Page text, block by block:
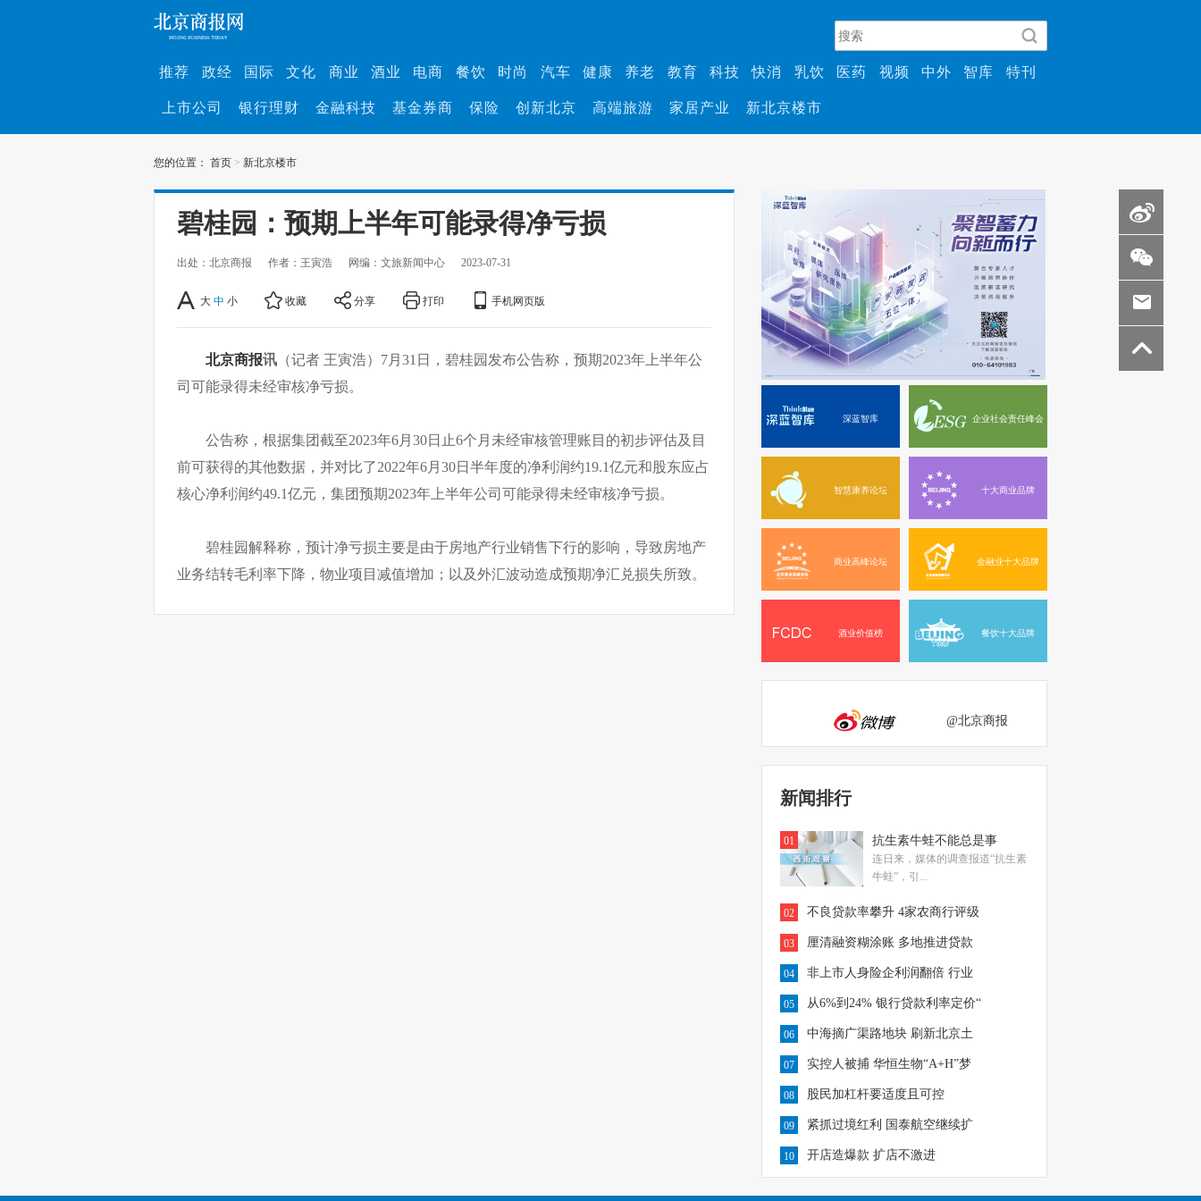
推荐 政经 国际 文化 商业 酒业 电商 餐饮 时尚 汽车 健康 养老 教育 科技 快消 乳饮 医药 视频 中外 智库 特刊
上市公司 银行理财 金融科技 基金券商 保险 创新北京 高端旅游 家居产业 新北京楼市
您的位置： 首页 > 新北京楼市
碧桂园：预期上半年可能录得净亏损
出处：北京商报 作者：王寅浩 网编：文旅新闻中心 2023-07-31
大 中 小 收藏 分享 打印 手机网页版
北京商报讯 （记者 王寅浩）7月31日，碧桂园发布公告称，预期2023年上半年公
司可能录得未经审核净亏损。
公告称，根据集团截至2023年6月30日止6个月未经审核管理账目的初步评估及目
前可获得的其他数据，并对比了2022年6月30日半年度的净利润约19.1亿元和股东应占
核心净利润约49.1亿元，集团预期2023年上半年公司可能录得未经审核净亏损。
碧桂园解释称，预计净亏损主要是由于房地产行业销售下行的影响，导致房地产
业务结转毛利率下降，物业项目减值增加；以及外汇波动造成预期净汇兑损失所致。
深蓝智库 企业社会责任峰会
智慧康养论坛 十大商业品牌
商业高峰论坛 金融业十大品牌
酒业价值榜 餐饮十大品牌
@北京商报
新闻排行
01 抗生素牛蛙不能总是事
连日来，媒体的调查报道“抗生素
牛蛙”，引...
02 不良贷款率攀升 4家农商行评级
03 厘清融资糊涂账 多地推进贷款
04 非上市人身险企利润翻倍 行业
05 从6%到24% 银行贷款利率定价“
06 中海摘广渠路地块 刷新北京土
07 实控人被捕 华恒生物“A+H”梦
08 股民加杠杆要适度且可控
09 紧抓过境红利 国泰航空继续扩
10 开店造爆款 扩店不激进